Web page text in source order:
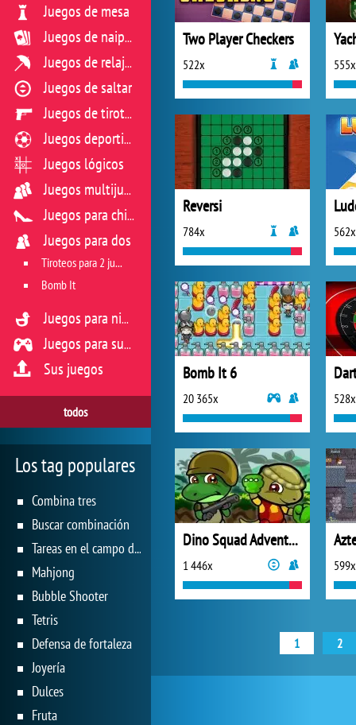
Two Player Checkers
522x 555x
Reversi
784x 562x
Bomb It 6
20 365x 528x
Dino Squad Adventure
1 446x 599x
1 2
Juegos de mesa
Juegos de naipes
Juegos de relajación
Juegos de saltar
Juegos de tiroteo
Juegos deportivos
Juegos lógicos
Juegos multijugador
Juegos para chicas
Juegos para dos
Tiroteos para 2 jugadores
Bomb It
Juegos para niños
Juegos para sus reflejos
Sus juegos
todos
Los tag populares
Combina tres
Buscar combinación
Tareas en el campo de juego
Mahjong
Bubble Shooter
Tetris
Defensa de fortaleza
Joyería
Dulces
Fruta